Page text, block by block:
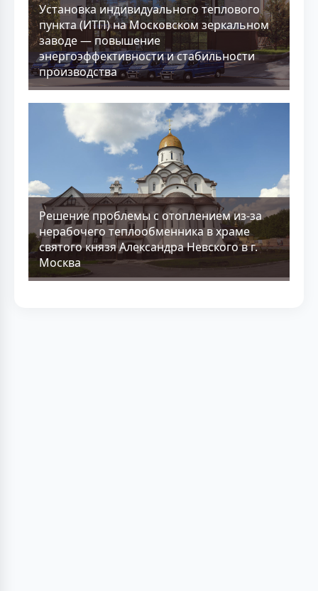
Установка индивидуального теплового
пункта (ИТП) на Московском зеркальном
заводе — повышение
энергоэффективности и стабильности
производства
Решение проблемы с отоплением из-за
нерабочего теплообменника в храме
святого князя Александра Невского в г.
Москва